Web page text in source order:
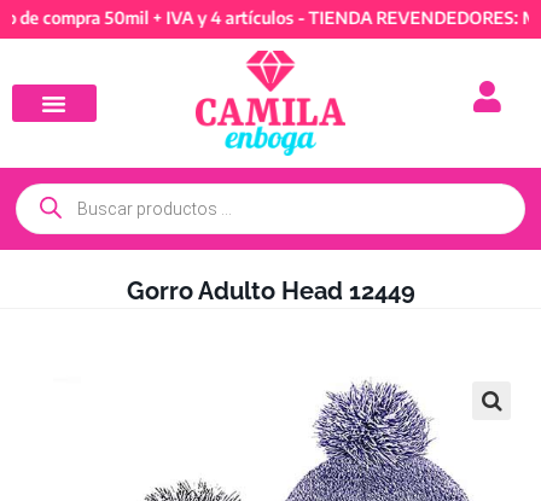
compra 50mil + IVA y 4 artículos - TIENDA REVENDEDORES:
Gorro Adulto Head 12449